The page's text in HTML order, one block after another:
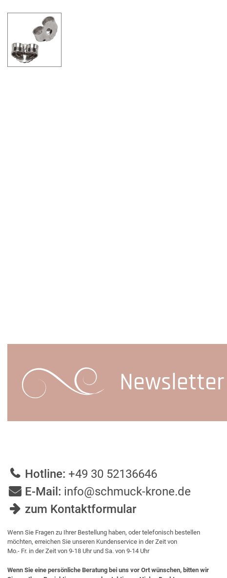
Newsletter
Hotline: +49 30 52136646
E-Mail: info@schmuck-krone.de
zum Kontaktformular
Wenn Sie Fragen zu Ihrer Bestellung haben, oder telefonisch bestellen
möchten, erreichen Sie unseren Kundenservice in der Zeit von
Mo.- Fr. in der Zeit von 9-18 Uhr und Sa. von 9-14 Uhr
Wenn Sie eine persönliche Beratung bei uns vor Ort wünschen, bitten wir